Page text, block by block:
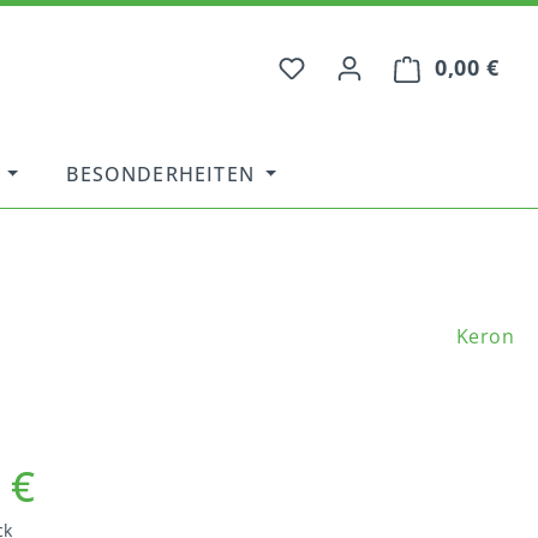
0,00 €
BESONDERHEITEN
Keron
€